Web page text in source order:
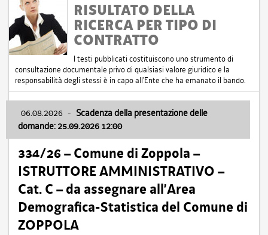
RISULTATO DELLA
RICERCA PER TIPO DI
CONTRATTO
I testi pubblicati costituiscono uno strumento di
consultazione documentale privo di qualsiasi valore giuridico e la
responsabilità degli stessi è in capo all'Ente che ha emanato il bando.
06.08.2026 - Scadenza della presentazione delle
domande: 25.09.2026 12:00
334/26 – Comune di Zoppola –
ISTRUTTORE AMMINISTRATIVO –
Cat. C – da assegnare all’Area
Demografica-Statistica del Comune di
ZOPPOLA